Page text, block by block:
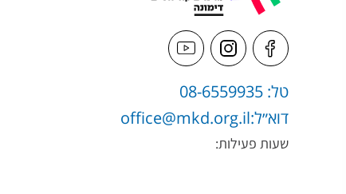
טל: 08-6559935
דוא״ל:office@mkd.org.il
שעות פעילות: